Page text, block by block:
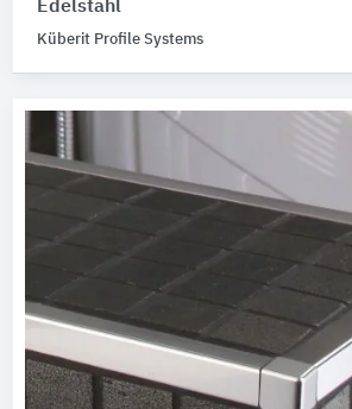
Edelstahl
Küberit Profile Systems